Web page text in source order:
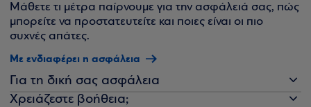
Μάθετε τι μέτρα παίρνουμε για την ασφάλειά σας, πώς
μπορείτε να προστατευτείτε και ποιες είναι οι πιο
συχνές απάτες.
Με ενδιαφέρει η ασφάλεια
Για τη δική σας ασφάλεια
Χρειάζεστε βοήθεια;